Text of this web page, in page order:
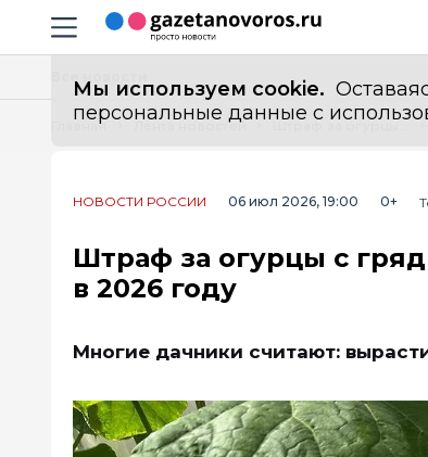
Навигация сайта
Мы используем cookie.
персональные данные с
Главная Лента новостей Штраф за огурцы с грядки: какие новые правила ждут дачников в 2026 году
НОВОСТИ РОССИИ 06 июл 2026, 19:00 0+
Штраф за огурцы с
в 2026 году
Многие дачники считают: